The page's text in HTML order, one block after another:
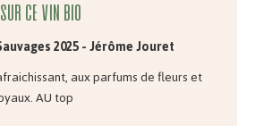
ce vin bio
2025 - Jérôme Jouret
aux parfums de fleurs et
AU top